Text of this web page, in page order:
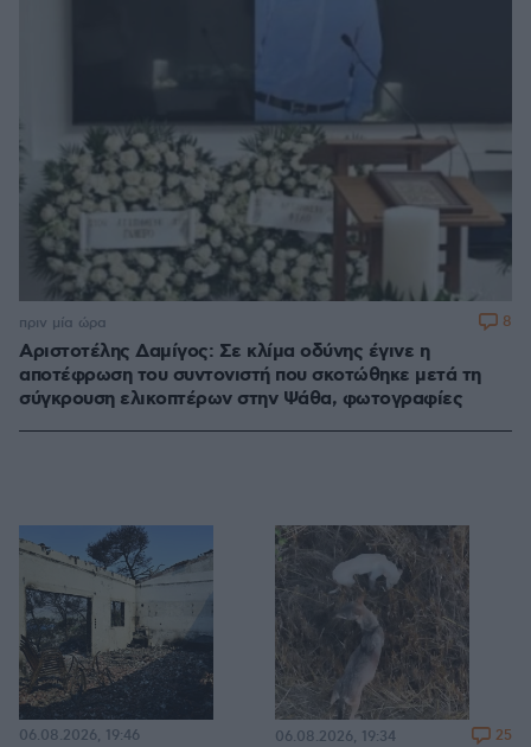
Αριστοτέλης Δαμίγος: Σε κλίμα οδύνης έγινε η
αποτέφρωση του συντονιστή που σκοτώθηκε μετά τη
σύγκρουση ελικοπτέρων στην Ψάθα, φωτογραφίες
πριν μία ώρα 8
06.08.2026, 19:46 06.08.2026, 19:34 25